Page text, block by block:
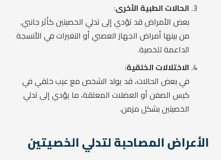
الحالات الطبية الأخرى:
بعض الأمراض قد تؤدي إلى تدلي الخصيتين كأثر جانبي.
من بينها أمراض الجهاز العصبي أو التغيرات في الأنسجة
الداعمة للخصية.
الاختلالات الخلقية:
في بعض الحالات، قد يولد الشخص مع عيب خلقي في
كيس الصفن أو العضلات المعلقة، ما يؤدي إلى تدلي
الخصيتين بشكل مزمن.
الأعراض المصاحبة لتدلي الخصيتين